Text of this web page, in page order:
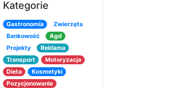
Kategorie
Gastronomia
Zwierzęta
Bankowość
Agd
Projekty
Reklama
Transport
Motoryzacja
Dieta
Kosmetyki
Pozycjonowanie